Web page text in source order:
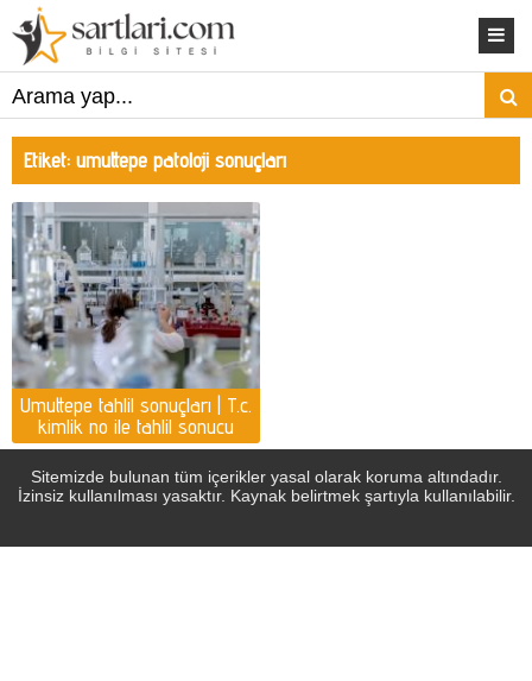
Etiket: umuttepe patoloji sonuçları
Umuttepe tahlil sonuçları | T.c.
kimlik no ile tahlil sonucu
öğrenme
Sitemizde bulunan tüm içerikler yasal olarak koruma altındadır.
İzinsiz kullanılması yasaktır. Kaynak belirtmek şartıyla kullanılabilir.